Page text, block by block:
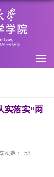
实落实“两
次数： 58